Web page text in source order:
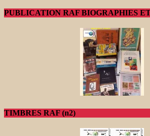
PUBLICATION RAF BIOGRAPHIES
TIMBRES RAF (n2)